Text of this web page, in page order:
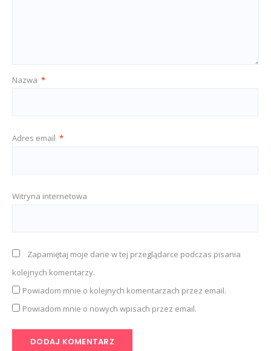
Nazwa *
Adres email *
Witryna internetowa
Zapamiętaj moje dane w tej przeglądarce podczas pisania
kolejnych komentarzy.
Powiadom mnie o kolejnych komentarzach przez email.
Powiadom mnie o nowych wpisach przez email.